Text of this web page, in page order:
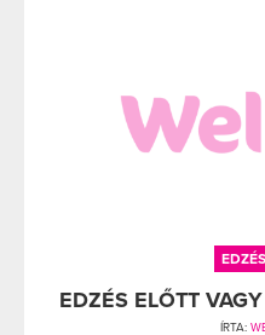
EDZÉS
EDZÉS ELŐTT
ÍRTA: